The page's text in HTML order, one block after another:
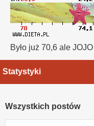
Było już 70,6 ale
Statystyki
Wszystkich postów